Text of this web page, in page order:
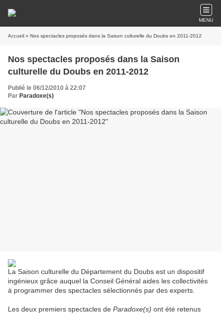
MENU
Accueil » Nos spectacles proposés dans la Saison culturelle du Doubs en 2011-2012
Nos spectacles proposés dans la Saison
culturelle du Doubs en 2011-2012
Publié le 06/12/2010 à 22:07
Par Paradoxe(s)
La Saison culturelle du Département du Doubs est un dispositif
ingénieux grâce auquel la Conseil Général aides les collectivités
à programmer des spectacles sélectionnés par des experts.
Les deux premiers spectacles de Paradoxe(s) ont été retenus